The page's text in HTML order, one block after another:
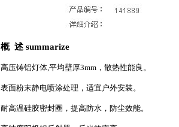
详细介绍
概 述 summarize
高压铸铝灯体,平均壁厚3mm，散热性能良。
表面粉末静电喷涂处理，适宜户外安装。
耐高温硅胶密封圈，提高防水，防尘效能。